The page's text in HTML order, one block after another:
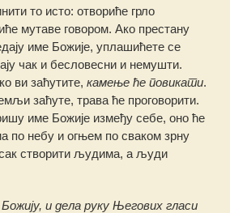
то исто: отвориће грло
мутаве говором. Ако престану
име Божије, уплашићете се
чак и бесловесни и немушти.
ви заћутите,камење ће повикати.
заћуте, трава ће проговорити.
име Божије између себе, оно ће
по небу и огњем по сваком зрну
створити људима, а људи
и дела руку Његових гласи